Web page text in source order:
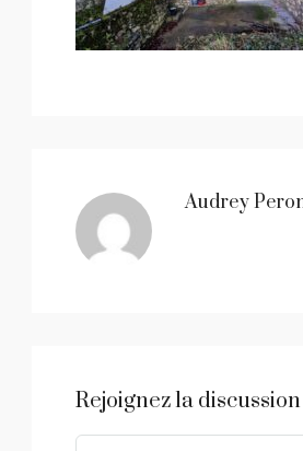
Audrey
Rejoignez la discussion